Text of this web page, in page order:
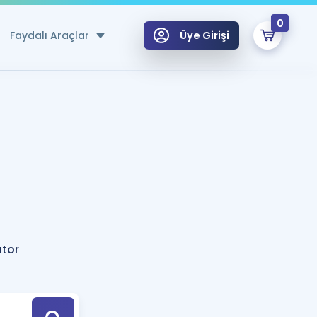
Faydalı Araçlar
Hesaplama Aracı
için Öneriler
Tek Takvimde
Üye Girişi
0
Hoca ile seni sınava hazırlayacak onlarca eğitim seni bekliyor!